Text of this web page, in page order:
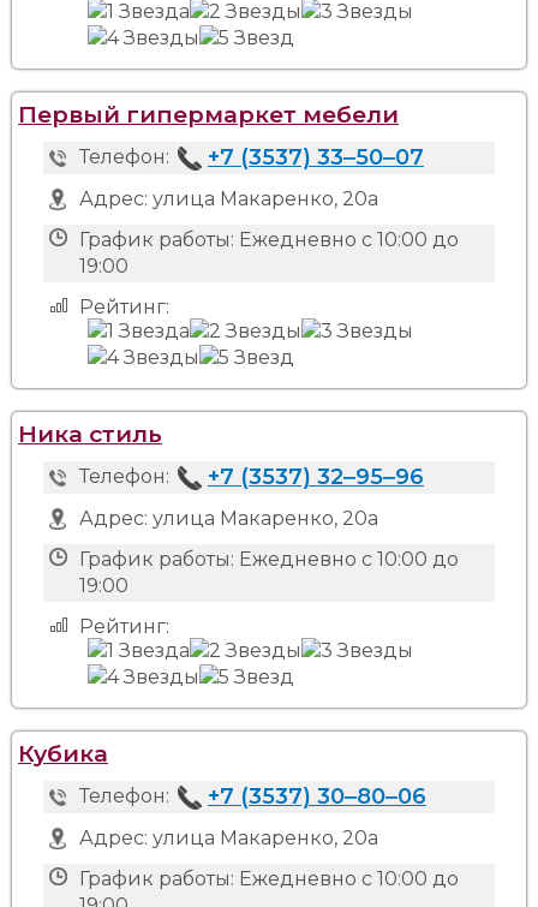
Первый гипермаркет мебели
Телефон: +7 (3537) 33‒50‒07
Адрес: улица Макаренко, 20а
График работы: Ежедневно с 10:00 до
19:00
Рейтинг:
Ника стиль
Телефон: +7 (3537) 32‒95‒96
Адрес: улица Макаренко, 20а
График работы: Ежедневно с 10:00 до
19:00
Рейтинг:
Кубика
Телефон: +7 (3537) 30‒80‒06
Адрес: улица Макаренко, 20а
График работы: Ежедневно с 10:00 до